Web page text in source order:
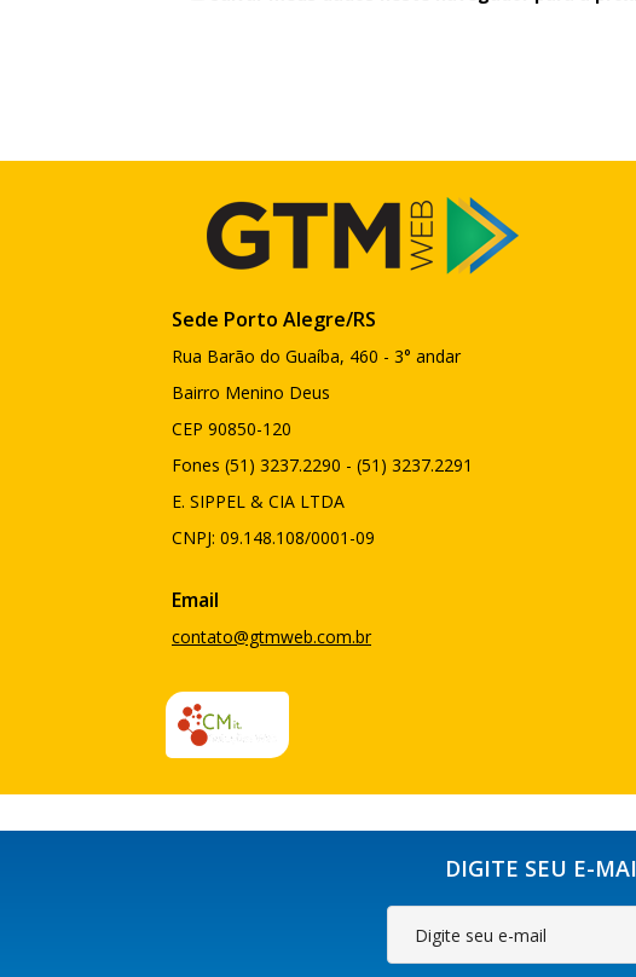
Sede Porto Alegre/RS
Rua Barão do Guaíba, 460 - 3° andar
Bairro Menino Deus
CEP 90850-120
Fones (51) 3237.2290 - (51) 3237.2291
E. SIPPEL & CIA LTDA
CNPJ: 09.148.108/0001-09
Email
contato@gtmweb.com.br
DIGITE SEU E-